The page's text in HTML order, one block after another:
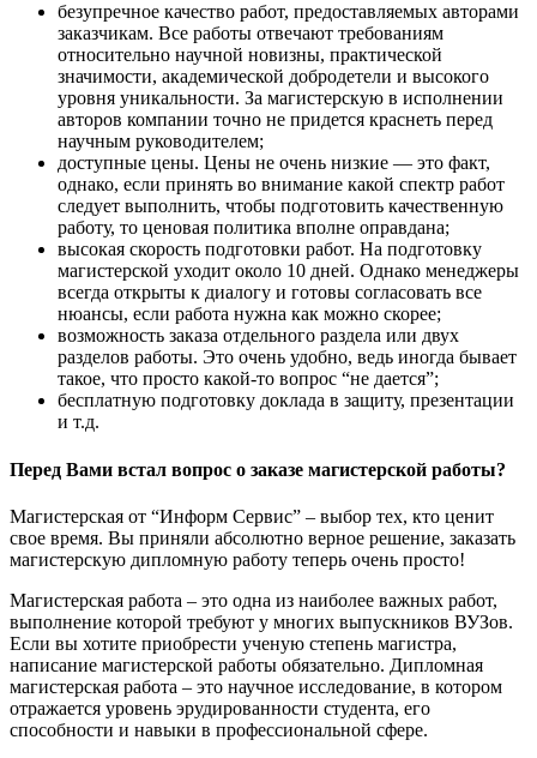
безупречное качество работ, предоставляемых авторами
заказчикам. Все работы отвечают требованиям
относительно научной новизны, практической
значимости, академической добродетели и высокого
уровня уникальности. За магистерскую в исполнении
авторов компании точно не придется краснеть перед
научным руководителем;
доступные цены. Цены не очень низкие — это факт,
однако, если принять во внимание какой спектр работ
следует выполнить, чтобы подготовить качественную
работу, то ценовая политика вполне оправдана;
высокая скорость подготовки работ. На подготовку
магистерской уходит около 10 дней. Однако менеджеры
всегда открыты к диалогу и готовы согласовать все
нюансы, если работа нужна как можно скорее;
возможность заказа отдельного раздела или двух
разделов работы. Это очень удобно, ведь иногда бывает
такое, что просто какой-то вопрос “не дается”;
бесплатную подготовку доклада в защиту, презентации
и т.д.
Перед Вами встал вопрос о заказе магистерской работы?
Магистерская от “Информ Сервис” – выбор тех, кто ценит
свое время. Вы приняли абсолютно верное решение, заказать
магистерскую дипломную работу теперь очень просто!
Магистерская работа – это одна из наиболее важных работ,
выполнение которой требуют у многих выпускников ВУЗов.
Если вы хотите приобрести ученую степень магистра,
написание магистерской работы обязательно. Дипломная
магистерская работа – это научное исследование, в котором
отражается уровень эрудированности студента, его
способности и навыки в профессиональной сфере.